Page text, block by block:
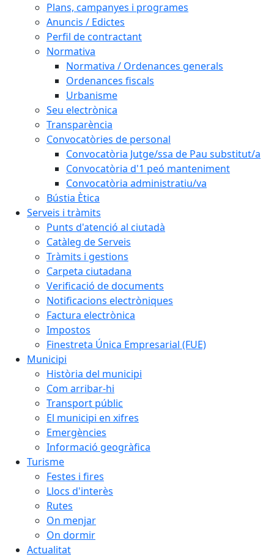
Plans, campanyes i programes
Anuncis / Edictes
Perfil de contractant
Normativa
Normativa / Ordenances generals
Ordenances fiscals
Urbanisme
Seu electrònica
Transparència
Convocatòries de personal
Convocatòria Jutge/ssa de Pau substitut/a
Convocatòria d'1 peó manteniment
Convocatòria administratiu/va
Bústia Ètica
Serveis i tràmits
Punts d'atenció al ciutadà
Catàleg de Serveis
Tràmits i gestions
Carpeta ciutadana
Verificació de documents
Notificacions electròniques
Factura electrònica
Impostos
Finestreta Única Empresarial (FUE)
Municipi
Història del municipi
Com arribar-hi
Transport públic
El municipi en xifres
Emergències
Informació geogràfica
Turisme
Festes i fires
Llocs d'interès
Rutes
On menjar
On dormir
Actualitat